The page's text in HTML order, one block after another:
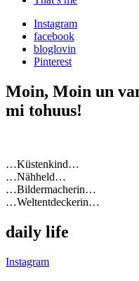
Instagram
facebook
bloglovin
Pinterest
Moin, Moin un
mi tohuus!
…Küstenkind…
…Nähheld…
…Bildermacherin…
…Weltentdeckerin…
daily life
Instagram